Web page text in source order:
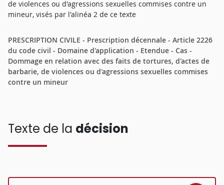
de violences ou d'agressions sexuelles commises contre un
mineur, visés par l'alinéa 2 de ce texte
PRESCRIPTION CIVILE - Prescription décennale - Article 2226
du code civil - Domaine d'application - Etendue - Cas -
Dommage en relation avec des faits de tortures, d'actes de
barbarie, de violences ou d'agressions sexuelles commises
contre un mineur
Texte de la décision